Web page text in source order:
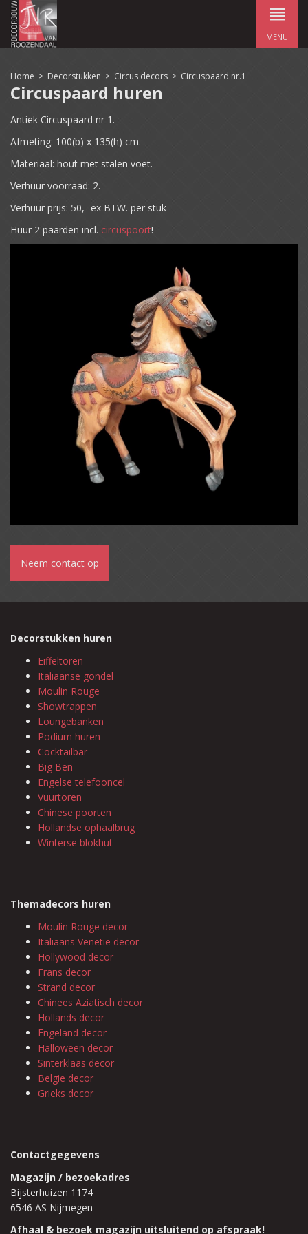
MENU
Home > Decorstukken > Circus decors > Circuspaard nr.1
Circuspaard huren
Antiek Circuspaard nr 1.
Afmeting: 100(b) x 135(h) cm.
Materiaal: hout met stalen voet.
Verhuur voorraad: 2.
Verhuur prijs: 50,- ex BTW. per stuk
Huur 2 paarden incl. circuspoort!
Neem contact op
Decorstukken huren
Eiffeltoren
Italiaanse gondel
Moulin Rouge
Showtrappen
Loungebanken
Podium huren
Cocktailbar
Big Ben
Engelse telefooncel
Vuurtoren
Chinese poorten
Hollandse ophaalbrug
Winterse blokhut
Themadecors huren
Moulin Rouge decor
Italiaans Venetië decor
Hollywood decor
Frans decor
Strand decor
Chinees Aziatisch decor
Hollands decor
Engeland decor
Halloween decor
Sinterklaas decor
Belgie decor
Grieks decor
Contactgegevens
Magazijn / bezoekadres
Bijsterhuizen 1174
6546 AS Nijmegen
Afhaal & bezoek magazijn uitsluitend op afspraak!